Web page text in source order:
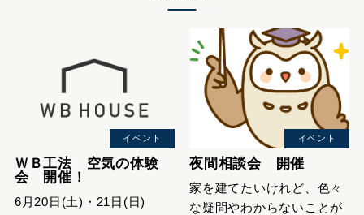
イベント
ＷＢ工法 空気の体験
会 開催！
6月20日(土)・21日(日)
イベント
夜間相談会 開催
家を建てたいけれど、色々
な疑問やわからないことが